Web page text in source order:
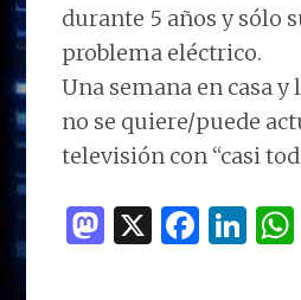
durante 5 años y sólo
problema eléctrico.
Una semana en casa
no se quiere/puede
televisión con “casi
M X F
Li